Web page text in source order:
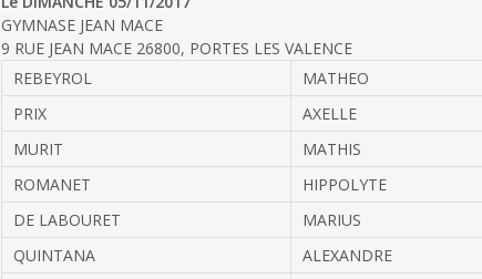
GYMNASE JEAN MACE
9 RUE JEAN MACE 26800, PORTES LES VALENCE
REBEYROL
MATHEO
PRIX
AXELLE
MURIT
MATHIS
ROMANET
HIPPOLYTE
DE LABOURET
MARIUS
QUINTANA
ALEXANDRE